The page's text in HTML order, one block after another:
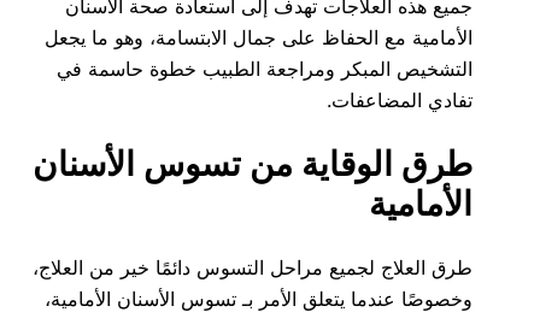
جميع هذه العلاجات تهدف إلى استعادة صحة الأسنان
الأمامية مع الحفاظ على جمال الابتسامة، وهو ما يجعل
التشخيص المبكر ومراجعة الطبيب خطوة حاسمة في
تفادي المضاعفات.
طرق الوقاية من تسوس الأسنان
الأمامية
طرق العلاج لجميع مراحل التسوس دائمًا خير من العلاج،
وخصوصًا عندما يتعلق الأمر بـ تسوس الأسنان الأمامية،